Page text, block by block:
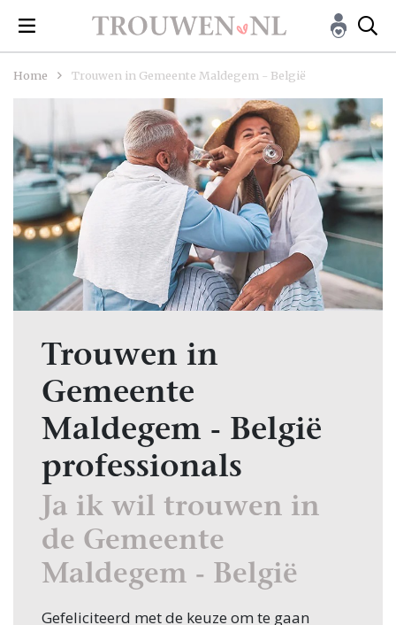
Home Trouwen in Gemeente Maldegem - België
Trouwen in
Gemeente
Maldegem - België
professionals
Ja ik wil trouwen in
de Gemeente
Maldegem - België
Gefeliciteerd met de keuze om te gaan